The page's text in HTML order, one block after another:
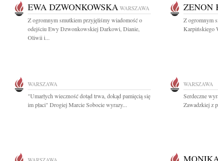
EWA DZWONKOWSKA WARSZAWA
Z ogromnym smutkiem przyjęliśmy wiadomość o
odejściu Ewy Dzwonkowskiej Darkowi, Dianie,
Oliwii i...
ZENON
Z ogromnym
Karpińskiego
WARSZAWA
"Umarłych wieczność dotąd trwa, dokąd pamięcią się
im płaci" Drogiej Marcie Sobocie wyrazy...
WARSZAWA
Serdeczne
Zawadzkiej z